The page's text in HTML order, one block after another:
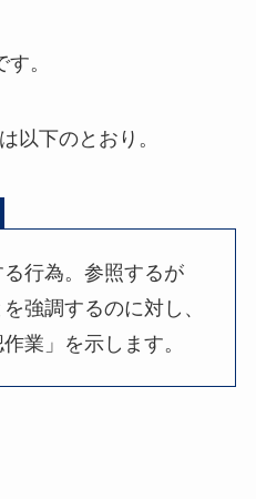
。
以下のとおり。
行為。参照するが
強調するのに対し、
業」を示します。